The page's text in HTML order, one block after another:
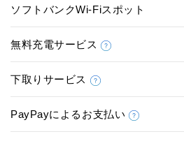
ソフトバンクWi-Fiスポット
無料充電サービス
下取りサービス
PayPayによるお支払い